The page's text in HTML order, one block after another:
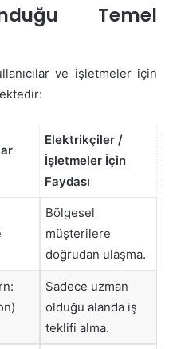
Temel
ve işletmeler için
Elektrikçiler /
İşletmeler İçin
Faydası
Bölgesel
müşterilere
doğrudan ulaşma.
Sadece uzman
olduğu alanda iş
teklifi alma.